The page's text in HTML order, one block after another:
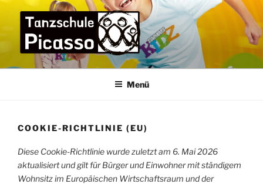
springen
TANZSCHULE PICASSO
die Tanzschule im Bremer Osten für die ganze Familie –
Menü
COOKIE-RICHTLINIE (EU)
Diese Cookie-Richtlinie wurde zuletzt am 6. Mai 2026
aktualisiert und gilt für Bürger und Einwohner mit ständigem
Wohnsitz im Europäischen Wirtschaftsraum und der